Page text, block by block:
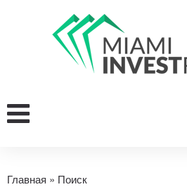
Главная » Поиск